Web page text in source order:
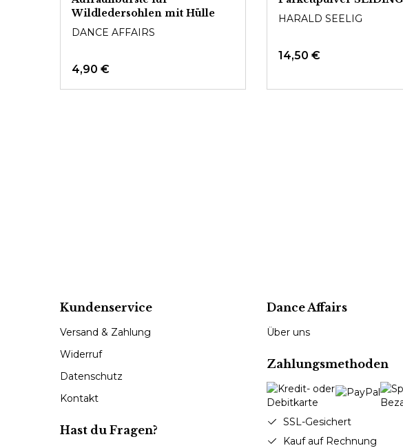
Wildledersohlen mit Hülle
DANCE AFFAIRS
4,90 €
HARALD SEELIG
14,50 €
Kundenservice
Versand & Zahlung
Widerruf
Datenschutz
Kontakt
Hast du Fragen?
Dance Affairs
Über uns
Zahlungsmethoden
SSL-Gesichert
Kauf auf Rechnung